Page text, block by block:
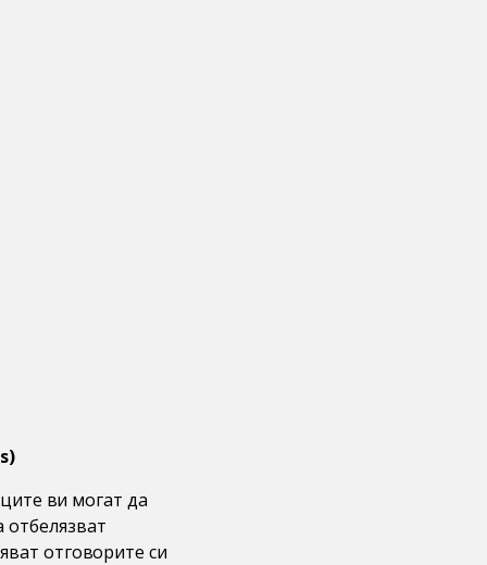
ви могат да
отговорите си